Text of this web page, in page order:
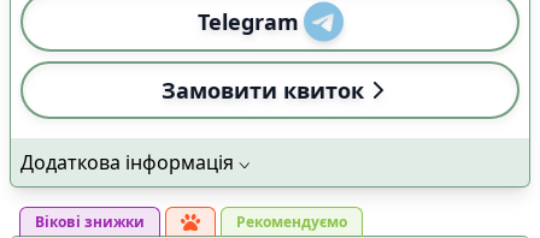
Telegram
Замовити квиток
Додаткова інформація
Вікові знижки
Рекомендуємо